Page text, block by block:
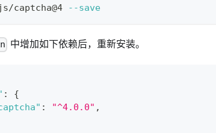
captcha@4 --save
中增加如下依赖后，重新安装。
:
{
: "^4.0.0" ,